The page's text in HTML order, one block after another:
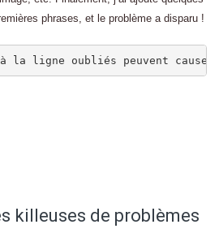
phrases, et le problème a disparu !
la ligne oubliés peuvent
killeuses de problèmes